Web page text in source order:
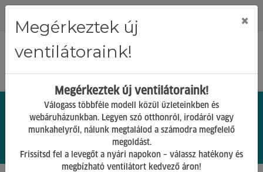
0 0.
Megérkeztek új
ventilátoraink!
×
Megérkeztek új ventilátoraink!
Válogass többféle modell közül üzleteinkben és
webáruházunkban. Legyen szó otthonról, irodáról vagy
munkahelyről, nálunk megtalálod a számodra megfelelő
megoldást.
Frissítsd fel a levegőt a nyári napokon – válassz hatékony és
megbízható ventilátort kedvező áron!